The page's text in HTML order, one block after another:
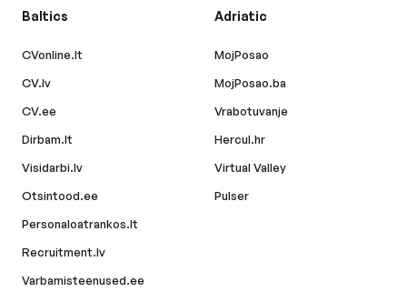
Baltics
CVonline.lt
CV.lv
CV.ee
Dirbam.lt
Visidarbi.lv
Otsintood.ee
Personaloatrankos.lt
Recruitment.lv
Varbamisteenused.ee
Adriatic
MojPosao
MojPosao.ba
Vrabotuvanje
Hercul.hr
Virtual Valley
Pulser